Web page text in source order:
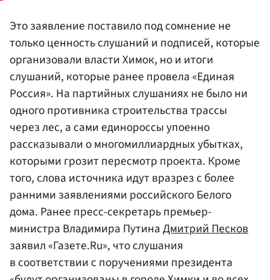
Это заявление поставило под сомнение не
только ценность слушаний и подписей, которые
организовали власти Химок, но и итоги
слушаний, которые ранее провела «Единая
Россия». На партийных слушаниях не было ни
одного противника строительства трассы
через лес, а сами единороссы упоенно
рассказывали о многомиллиардных убытках,
которыми грозит пересмотр проекта. Кроме
того, слова источника идут вразрез с более
ранними заявлениями российского Белого
дома. Ранее пресс-секретарь премьер-
министра Владимира ПутинаДмитрий Песков
заявил «Газете.Ru», что слушания
в соответствии с поручениями президента